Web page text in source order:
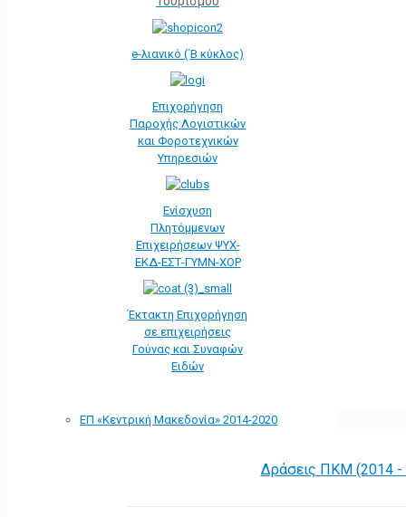
e-λιανικό (΄Β κύκλος)
Επιχορήγηση
Παροχής Λογιστικών
και Φοροτεχνικών
Υπηρεσιών
Ενίσχυση
Πλητόμμενων
Επιχειρήσεων ΨΥΧ-
ΕΚΔ-ΕΣΤ-ΓΥΜΝ-ΧΟΡ
Έκτακτη Επιχορήγηση
σε επιχειρήσεις
Γούνας και Συναφών
Ειδών
ΕΠ «Kεντρική Μακεδονία» 2014-2020
Δράσεις ΠΚΜ (2014 -